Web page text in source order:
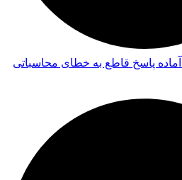
پاسخ قاطع به خطای محاسباتی